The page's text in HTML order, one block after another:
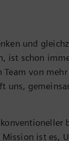
und
schon
von
ist es,